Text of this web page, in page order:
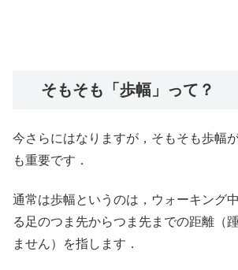
そもそも「歩幅」って？
今さらにはなりますが，そもそも歩幅
も重要です．
通常は歩幅というのは，ウォーキング
る足のつま先からつま先までの距離（
ません）を指します．